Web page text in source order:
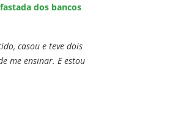
dos bancos
casou e teve dois
me ensinar. E estou